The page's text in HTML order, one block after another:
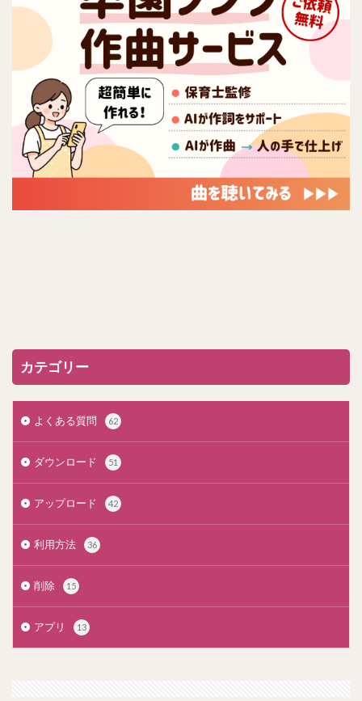
カテゴリー
よくある質問 62
ダウンロード 51
アップロード 42
利用方法 36
削除 15
アプリ 13